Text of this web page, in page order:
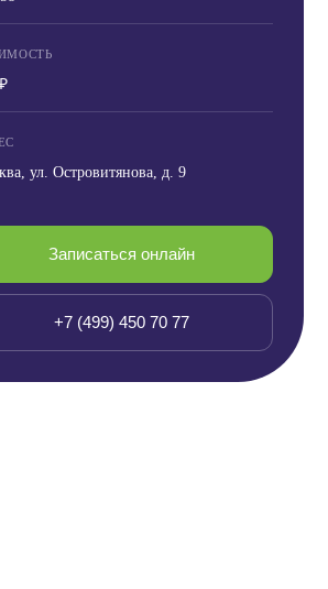
ул. Островитянова, д. 9
Записаться онлайн
+7 (499) 450 70 77